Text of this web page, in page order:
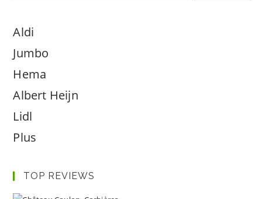
Aldi
Jumbo
Hema
Albert Heijn
Lidl
Plus
TOP REVIEWS